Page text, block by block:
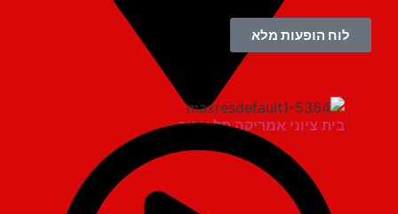
בית ציוני אמריקה תל אביב
לוח הופעות מלא